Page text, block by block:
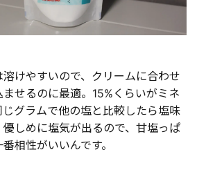
けやすいので、クリームに合わせ
せるのに最適。15%くらいがミネ
グラムで他の塩と比較したら塩味
しめに塩気が出るので、甘塩っぱ
相性がいいんです。